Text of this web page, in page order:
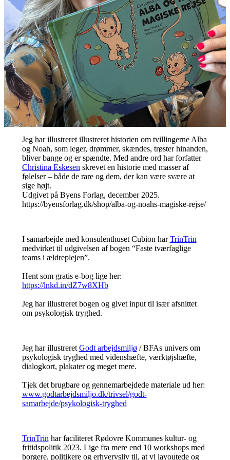
Jeg har illustreret illustreret historien om tvillingerne Alba
og Noah, som leger, drømmer, skændes, trøster hinanden,
bliver bange og er spændte. Med andre ord har forfatter
Christina Eskesen skrevet en historie med masser af
følelser – både de rare og dem, der kan være svære at
sige højt.
Udgivet på Byens Forlag, december 2025.
https://byensforlag.dk/shop/alba-og-noahs-magiske-rejse/
I samarbejde med konsulenthuset Cubion harTrinTrin
medvirket til udgivelsen af bogen “Faste tværfaglige
teams i ældreplejen”.
Hent som gratis e-bog lige her:
https://lnkd.in/dZ7w8XHb
Jeg har illustreret bogen og givet input til især afsnittet
om psykologisk tryghed.
Jeg har illustreret Godt arbejdsmiljø/ BFAs univers om
psykologisk tryghed med videnshæfte, værktøjshæfte,
dialogkort, plakater og meget mere.
Tjek det brugbare og gennemarbejdede materiale ud her:
www.godtarbejdsmiljo.dk/trivsel/godt-
samarbejde/psykologisk-tryghed
TrinTrin har faciliteret Rødovre Kommunes kultur- og
fritidspolitik 2023. Lige fra mere end 10 workshops med
borgere, politikere og erhvervsliv til, at vi layoutede og